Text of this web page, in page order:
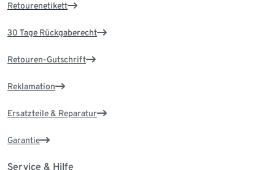
Retourenetikett
30 Tage Rückgaberecht
Retouren-Gutschrift
Reklamation
Ersatzteile & Reparatur
Garantie
Service & Hilfe